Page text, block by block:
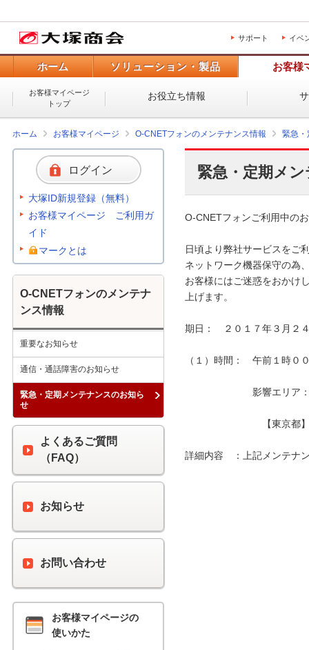
サポート イベ
ホーム ソリューション・製品 お客様
お客様マイページ
トップ
お役立ち情報
ホーム お客様マイページ O-CNETフォンのメンテナンス情報 緊急・
緊急・定期メ
O-CNETフォンご利用中の
日頃より弊社サービスをご
ネットワーク機器保守の為
お客様にはご迷惑をおかけ
上げます。
期日：　２０１７年３月２
（１）時間：　午前１時０
影響エリア：　下記
【東京
詳細内容　：上記メンテナ
ログイン
大塚ID新規登録（無料）
お客様マイページ ご利用ガ
イド
マークとは
O-CNETフォンのメンテナ
ンス情報
重要なお知らせ
通信・通話障害のお知らせ
緊急・定期メンテナンスのお知ら
せ
よくあるご質問
（FAQ）
お知らせ
お問い合わせ
お客様マイページの
使いかた